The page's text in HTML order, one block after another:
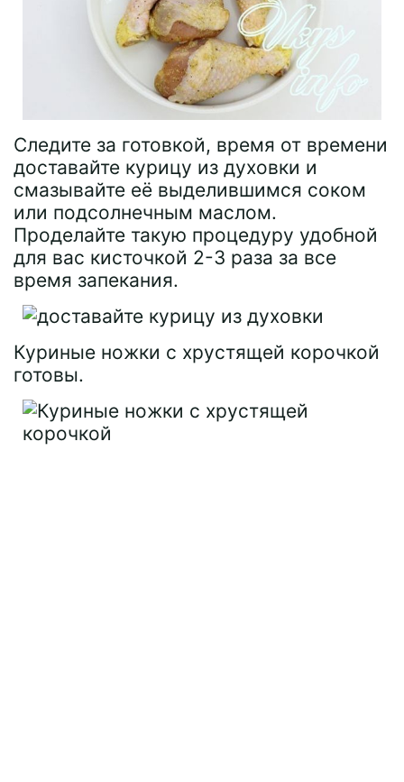
Следите за готовкой, время от времени
доставайте курицу из духовки и
смазывайте её выделившимся соком
или подсолнечным маслом.
Проделайте такую процедуру удобной
для вас кисточкой 2-3 раза за все
время запекания.
Куриные ножки с хрустящей корочкой
готовы.